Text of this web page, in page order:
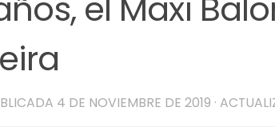
4 DE NOVIEMBRE DE 2019 ·